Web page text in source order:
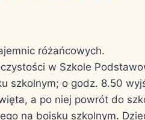
różańcowych.
w Szkole
szkolnym; o godz. 8.50
a po niej powrót do
na boisku szkolnym.